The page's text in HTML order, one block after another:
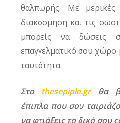
θαλπωρής. Με μερικές
διακόσμηση και τις
μπορείς να δώσεις
επαγγελματικό σου χώρο
ταυτότητα.
Στο thesepiplo.grθα
έπιπλα που σου
να φτιάξεις το δικό σου